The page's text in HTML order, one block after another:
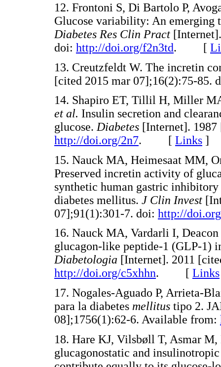
12. Frontoni S, Di Bartolo P,
Glucose variability: An emerging
Diabetes Res Clin Pract
doi: http://doi.org/f2n3td. [
13. Creutzfeldt W. The incretin
[cited 2015 mar 07];16(2):75-85.
14. Shapiro ET, Tillil H, Miller
et al. Insulin secretion and
glucose. Diabetes [Internet].
http://doi.org/2n7. [ Links ]
15. Nauck MA, Heimesaat MM,
Preserved incretin activity of
synthetic human gastric
diabetes mellitus. J Clin Invest
07];91(1):301-7. doi: http://
16. Nauck MA, Vardarli I,
glucagon-like peptide-1 (GLP-1)
Diabetologia [Internet]. 2011
http://doi.org/c5xhhn. [ Links
17. Nogales-Aguado P, Arrieta-
para la diabetes mellitus tipo 2.
08];1756(1):62-6. Available from:
18. Hare KJ, Vilsbøll T, Asmar
glucagonostatic and